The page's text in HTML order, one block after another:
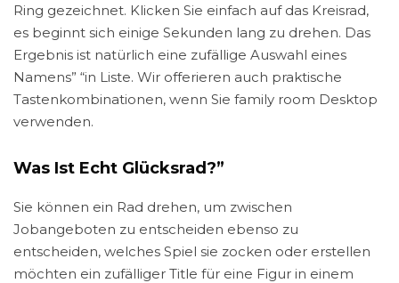
Ring gezeichnet. Klicken Sie einfach auf das Kreisrad,
es beginnt sich einige Sekunden lang zu drehen. Das
Ergebnis ist natürlich eine zufällige Auswahl eines
Namens” “in Liste. Wir offerieren auch praktische
Tastenkombinationen, wenn Sie family room Desktop
verwenden.
Was Ist Echt Glücksrad?”
Sie können ein Rad drehen, um zwischen
Jobangeboten zu entscheiden ebenso zu
entscheiden, welches Spiel sie zocken oder erstellen
möchten ein zufälliger Title für eine Figur in einem